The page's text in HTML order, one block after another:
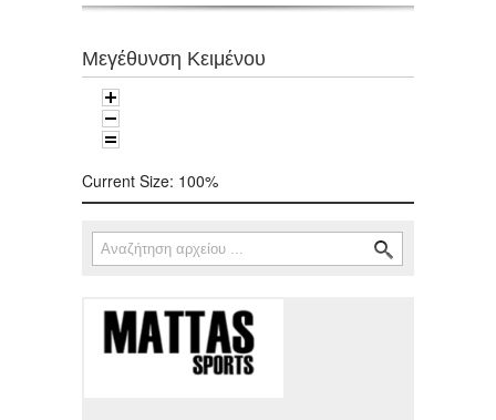
Μεγέθυνση Κειμένου
Current Size: 100%
Φόρμα αναζήτησης
Αναζήτηση